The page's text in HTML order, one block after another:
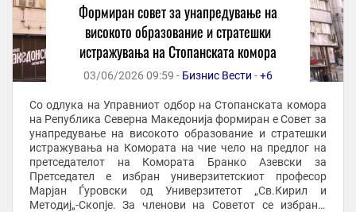
Формиран совет за унапредување на
високото образование и стратешки
истражувања на Стопанската комора
03/06/2026 09:59 - Бизнис Вести -+6
Со одлука на Управниот одбор на Стопанската комора
на Република Северна Македонија формиран е Совет за
унапредување на високото образование и стратешки
истражувања на Комората на чие чело на предлог на
претседателот на Комората Бранко Азевски за
Претседател е избран универзитетскиот професор
Марјан Ѓуровски од Универзитетот „Св.Кирил и
Методиј„-Скопје. За членови на Советот се избрани: